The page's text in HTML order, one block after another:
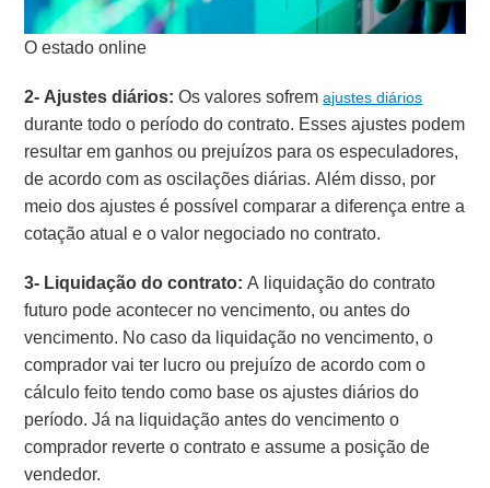
O estado online
2- Ajustes diários: Os valores sofremajustes diários
durante todo o período do contrato. Esses ajustes podem
resultar em ganhos ou prejuízos para os especuladores,
de acordo com as oscilações diárias. Além disso, por
meio dos ajustes é possível comparar a diferença entre a
cotação atual e o valor negociado no contrato.
3- Liquidação do contrato: A liquidação do contrato
futuro pode acontecer no vencimento, ou antes do
vencimento. No caso da liquidação no vencimento, o
comprador vai ter lucro ou prejuízo de acordo com o
cálculo feito tendo como base os ajustes diários do
período. Já na liquidação antes do vencimento o
comprador reverte o contrato e assume a posição de
vendedor.